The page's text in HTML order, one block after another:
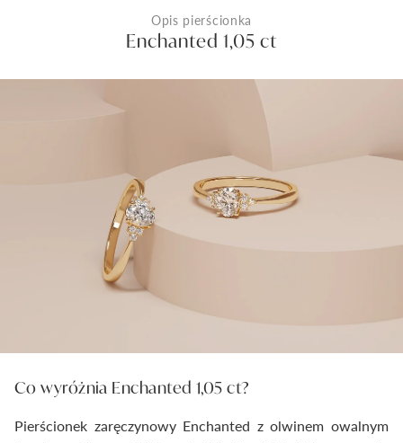
Opis pierścionka
Enchanted 1,05 ct
Co wyróżnia Enchanted 1,05 ct?
Pierścionek zaręczynowy Enchanted z olwinem owalnym